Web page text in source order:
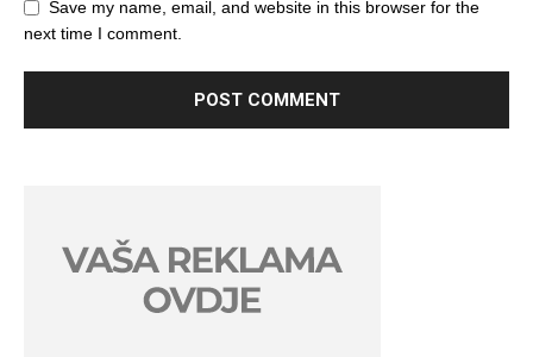
Save my name, email, and website in this browser for the
next time I comment.